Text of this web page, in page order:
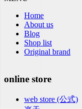
Home
About us
Blog
Shop list
Original brand
online store
web store (公式)